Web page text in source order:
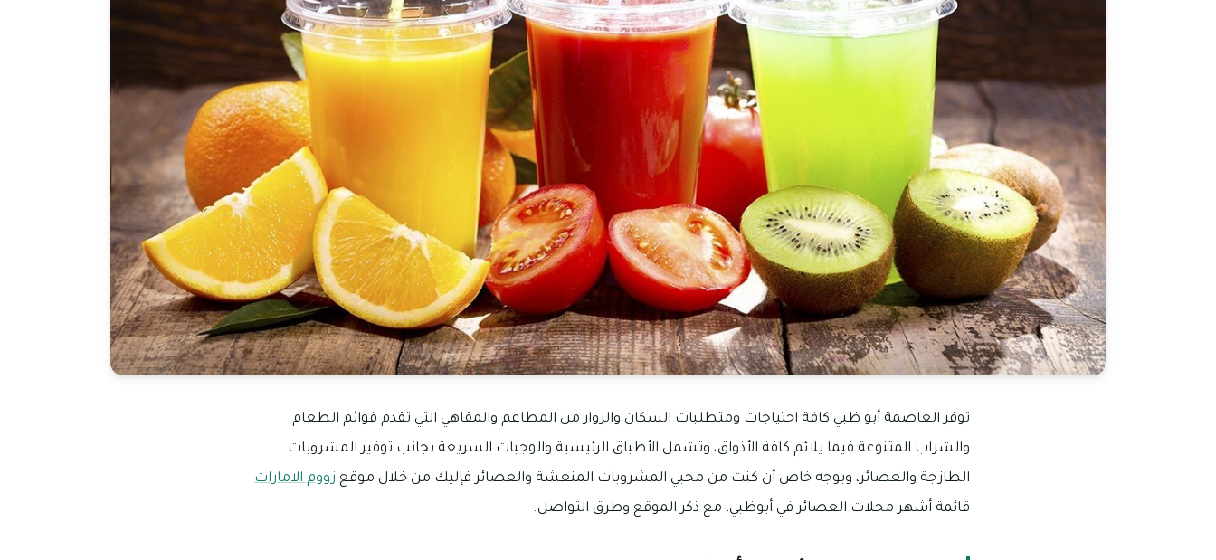
توفر العاصمة أبو ظبي كافة احتياجات ومتطلبات السكان والزوار من المطاعم والمقاهي التي تقدم قوائم الطعام
والشراب المتنوعة فيما يلائم كافة الأذواق، وتشمل الأطباق الرئيسية والوجبات السريعة بجانب توفير المشروبات
الطازجة والعصائر، وبوجه خاص أن كنت من محبي المشروبات المنعشة والعصائر فإليك من خلال موقع زووم الامارات
قائمة أشهر محلات العصائر في أبوظبي، مع ذكر الموقع وطرق التواصل.